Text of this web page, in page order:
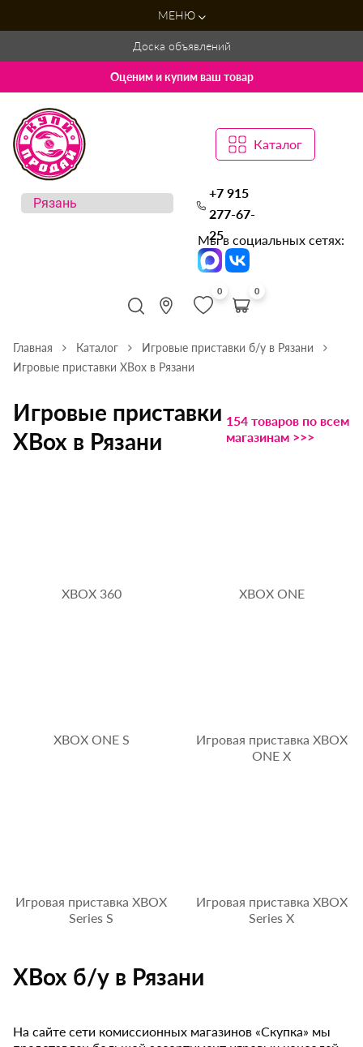
МЕНЮ
Доска объявлений
Оценим и купим ваш товар
Каталог
+7 915
277-67-
25
Мы в социальных сетях:
0 0
Главная Каталог
Игровые приставки б/у в Рязани
Игровые приставки XBox в Рязани
Игровые приставки
XBox в Рязани
154 товаров по всем
магазинам >>>
XBOX 360 XBOX ONE
XBOX ONE S
Игровая приставка XBOX
ONE X
Игровая приставка XBOX
Series S
Игровая приставка XBOX
Series X
XBox б/у в Рязани
На сайте сети комиссионных магазинов «Скупка» мы